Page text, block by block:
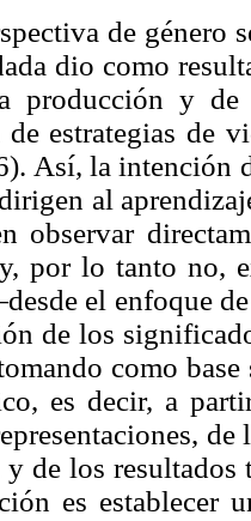
de género
dio como
producción y
de estrategias de
Así, la intención
al
observar
por lo tanto no,
el enfoque
de los
como
es decir, a
de los
es establecer